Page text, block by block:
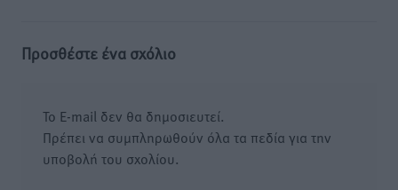
Προσθέστε ένα σχόλιο
Το E-mail δεν θα δημοσιευτεί.
Πρέπει να συμπληρωθούν όλα τα πεδία για την
υποβολή του σχολίου.